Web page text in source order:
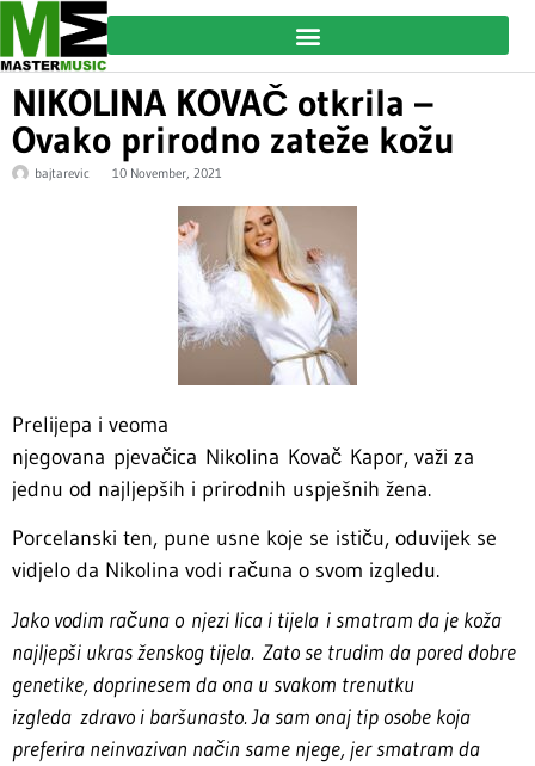
NIKOLINA KOVAČ otkrila –
Ovako prirodno zateže kožu
bajtarevic 10 November, 2021
Prelijepa i veoma
njegovana pjevačica Nikolina Kovač Kapor, važi za
jednu od najljepših i prirodnih uspješnih žena.
Porcelanski ten, pune usne koje se ističu, oduvijek se
vidjelo da Nikolina vodi računa o svom izgledu.
Jako vodim računa o njezi lica i tijela i smatram da je koža
najljepši ukras ženskog tijela. Zato se trudim da pored dobre
genetike, doprinesem da ona u svakom trenutku
izgleda zdravo i baršunasto. Ja sam onaj tip osobe koja
preferira neinvazivan način same njege, jer smatram da